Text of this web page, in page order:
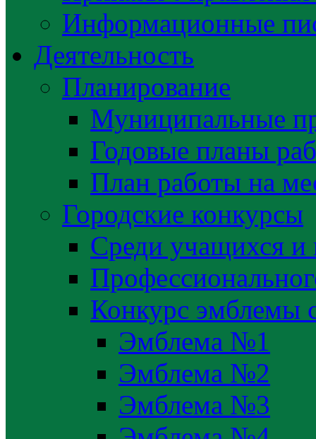
Информационные
Деятельность
Планирование
Муниципальные
Годовые планы
План работы на
Городские конкурсы
Среди учащихся и
Конкурс эмблемы
Эмблема №1
Эмблема №2
Эмблема №3